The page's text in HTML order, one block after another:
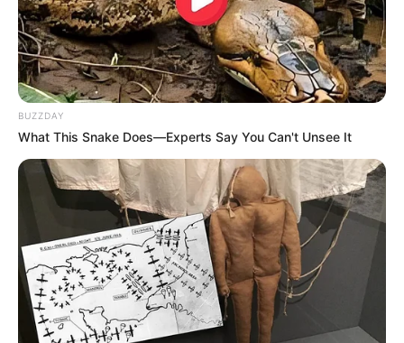
TEMAS RELACIONADOS
NOTICIAS ANTIOQUIA ALERTA PAISA
GORRAS
MANIFESTACIONES
PEAJE EL TRAPICHE
AUTOPISTA NORTE
ANDRÉS JULIÁN RENDÓN
GUSTAVO PETRO
MANTÉNGASE EN ALERTA
Tenemos todas las noticias que le
interesan. Para estar bien informado, por
favor, active las notificaciones de Alerta.
BUZZDAY
What This Snake Does—Experts Say You Can't Unsee It